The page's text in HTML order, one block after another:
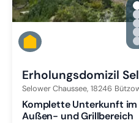
Erholungsdomizil
Selower Chaussee, 18246
Komplette Unterkunft
Außen- und Grillbereich